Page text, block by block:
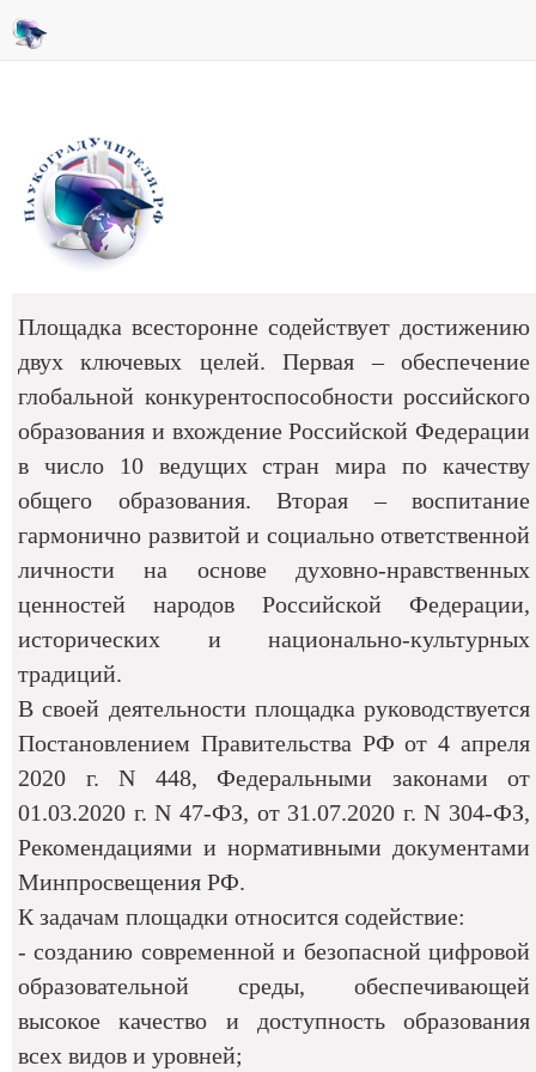
Площадка всесторонне содействует достижению
двух ключевых целей. Первая – обеспечение
глобальной конкурентоспособности российского
образования и вхождение Российской Федерации
в число 10 ведущих стран мира по качеству
общего образования. Вторая – воспитание
гармонично развитой и социально ответственной
личности на основе духовно-нравственных
ценностей народов Российской Федерации,
исторических и национально-культурных
традиций.
В своей деятельности площадка руководствуется
Постановлением Правительства РФ от 4 апреля
2020 г. N 448, Федеральными законами от
01.03.2020 г. N 47-ФЗ, от 31.07.2020 г. N 304-ФЗ,
Рекомендациями и нормативными документами
Минпросвещения РФ.
К задачам площадки относится содействие:
- созданию современной и безопасной цифровой
образовательной среды, обеспечивающей
высокое качество и доступность образования
всех видов и уровней;